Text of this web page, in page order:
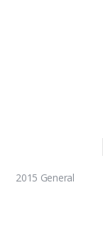
2015 General